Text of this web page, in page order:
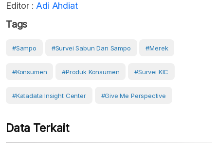
Editor : Adi Ahdiat
Tags
#sampo #Survei Sabun Dan Sampo #Merek
#Konsumen #produk Konsumen #Survei KIC
#Katadata Insight Center #Give Me Perspective
Data Terkait